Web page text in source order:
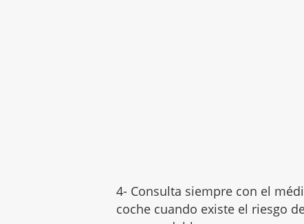
4- Consulta siempre con el
coche cuando existe el riesgo